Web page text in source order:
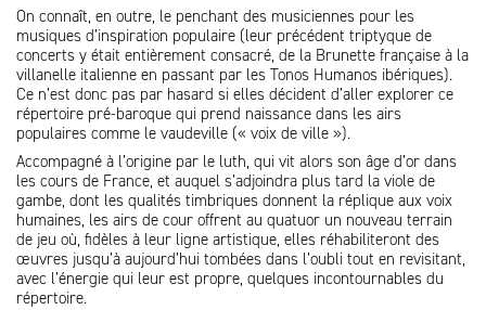
On connaît, en outre, le penchant des musiciennes pour les
musiques d’inspiration populaire (leur précédent triptyque de
concerts y était entièrement consacré, de la Brunette française à la
villanelle italienne en passant par les Tonos Humanos ibériques).
Ce n’est donc pas par hasard si elles décident d’aller explorer ce
répertoire pré-baroque qui prend naissance dans les airs
populaires comme le vaudeville (« voix de ville »).
Accompagné à l’origine par le luth, qui vit alors son âge d’or dans
les cours de France, et auquel s’adjoindra plus tard la viole de
gambe, dont les qualités timbriques donnent la réplique aux voix
humaines, les airs de cour offrent au quatuor un nouveau terrain
de jeu où, fidèles à leur ligne artistique, elles réhabiliteront des
œuvres jusqu’à aujourd’hui tombées dans l’oubli tout en revisitant,
avec l’énergie qui leur est propre, quelques incontournables du
répertoire.